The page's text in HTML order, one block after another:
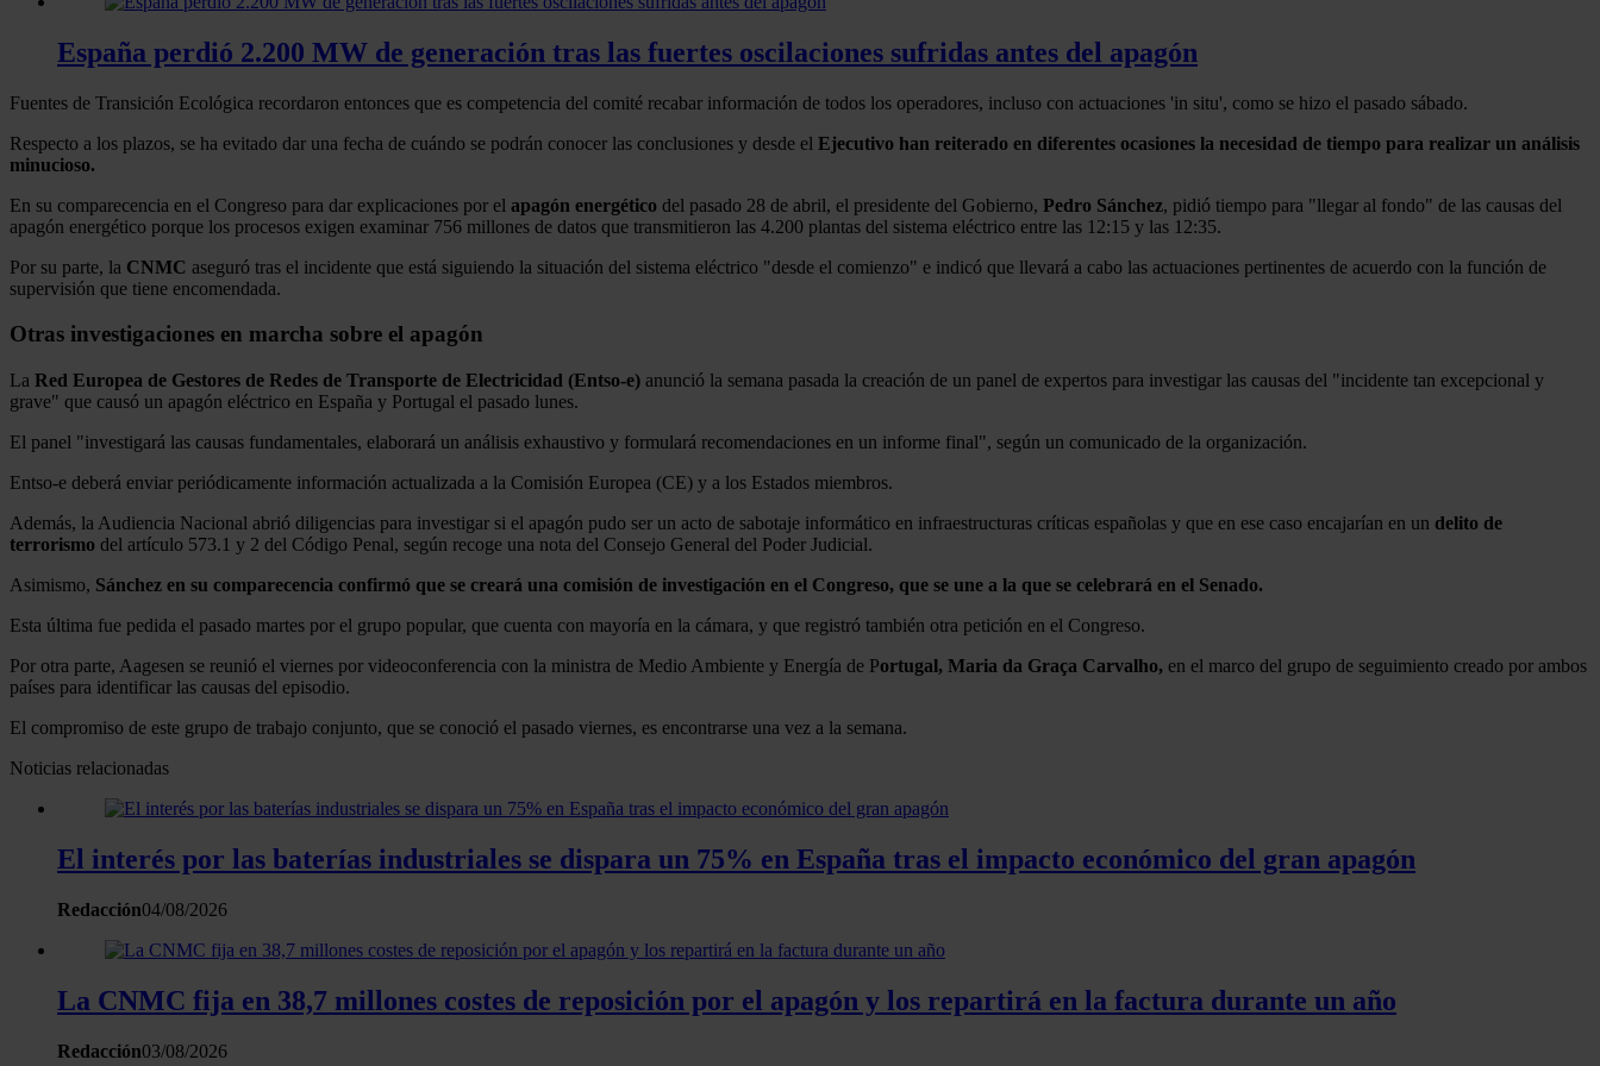
España perdió 2.200 MW de generación tras las fuertes oscilaciones sufridas antes del apagón
Fuentes de Transición Ecológica recordaron entonces que es competencia del comité recabar información de todos los operadores, incluso con actuaciones 'in situ', como se hizo el pasado sábado.
Respecto a los plazos, se ha evitado dar una fecha de cuándo se podrán conocer las conclusiones y desde el Ejecutivo han reiterado en diferentes ocasiones la necesidad de tiempo para realizar un análisis
minucioso.
En su comparecencia en el Congreso para dar explicaciones por el apagón energético del pasado 28 de abril, el presidente del Gobierno, Pedro Sánchez, pidió tiempo para "llegar al fondo" de las causas del
apagón energético porque los procesos exigen examinar 756 millones de datos que transmitieron las 4.200 plantas del sistema eléctrico entre las 12:15 y las 12:35.
Por su parte, la CNMC aseguró tras el incidente que está siguiendo la situación del sistema eléctrico "desde el comienzo" e indicó que llevará a cabo las actuaciones pertinentes de acuerdo con la función de
supervisión que tiene encomendada.
Otras investigaciones en marcha sobre el apagón
La Red Europea de Gestores de Redes de Transporte de Electricidad (Entso-e) anunció la semana pasada la creación de un panel de expertos para investigar las causas del "incidente tan excepcional y
grave" que causó un apagón eléctrico en España y Portugal el pasado lunes.
El panel "investigará las causas fundamentales, elaborará un análisis exhaustivo y formulará recomendaciones en un informe final", según un comunicado de la organización.
Entso-e deberá enviar periódicamente información actualizada a la Comisión Europea (CE) y a los Estados miembros.
Además, la Audiencia Nacional abrió diligencias para investigar si el apagón pudo ser un acto de sabotaje informático en infraestructuras críticas españolas y que en ese caso encajarían en un delito de
terrorismo del artículo 573.1 y 2 del Código Penal, según recoge una nota del Consejo General del Poder Judicial.
Asimismo, Sánchez en su comparecencia confirmó que se creará una comisión de investigación en el Congreso, que se une a la que se celebrará en el Senado.
Esta última fue pedida el pasado martes por el grupo popular, que cuenta con mayoría en la cámara, y que registró también otra petición en el Congreso.
Por otra parte, Aagesen se reunió el viernes por videoconferencia con la ministra de Medio Ambiente y Energía de Portugal, Maria da Graça Carvalho, en el marco del grupo de seguimiento creado por ambos
países para identificar las causas del episodio.
El compromiso de este grupo de trabajo conjunto, que se conoció el pasado viernes, es encontrarse una vez a la semana.
Noticias relacionadas
El interés por las baterías industriales se dispara un 75% en España tras el impacto económico del gran apagón
Redacción04/08/2026
La CNMC fija en 38,7 millones costes de reposición por el apagón y los repartirá en la factura durante un año
Redacción03/08/2026